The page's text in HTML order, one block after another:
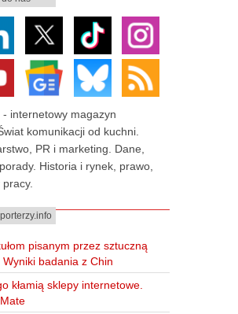
- internetowy magazyn
komunikacji od kuchni.
PR i marketing. Dane,
Historia i rynek, prawo,
pisanym przez sztuczną
badania z Chin
kłamią sklepy internetowe.